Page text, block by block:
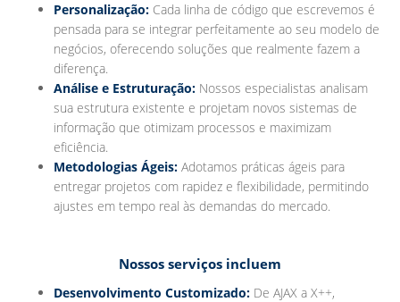
Personalização: Cada linha de código que escrevemos é
pensada para se integrar perfeitamente ao seu modelo de
negócios, oferecendo soluções que realmente fazem a
diferença.
Análise e Estruturação: Nossos especialistas analisam
sua estrutura existente e projetam novos sistemas de
informação que otimizam processos e maximizam
eficiência.
Metodologias Ágeis: Adotamos práticas ágeis para
entregar projetos com rapidez e flexibilidade, permitindo
ajustes em tempo real às demandas do mercado.
Nossos serviços incluem
Desenvolvimento Customizado: De AJAX a X++,